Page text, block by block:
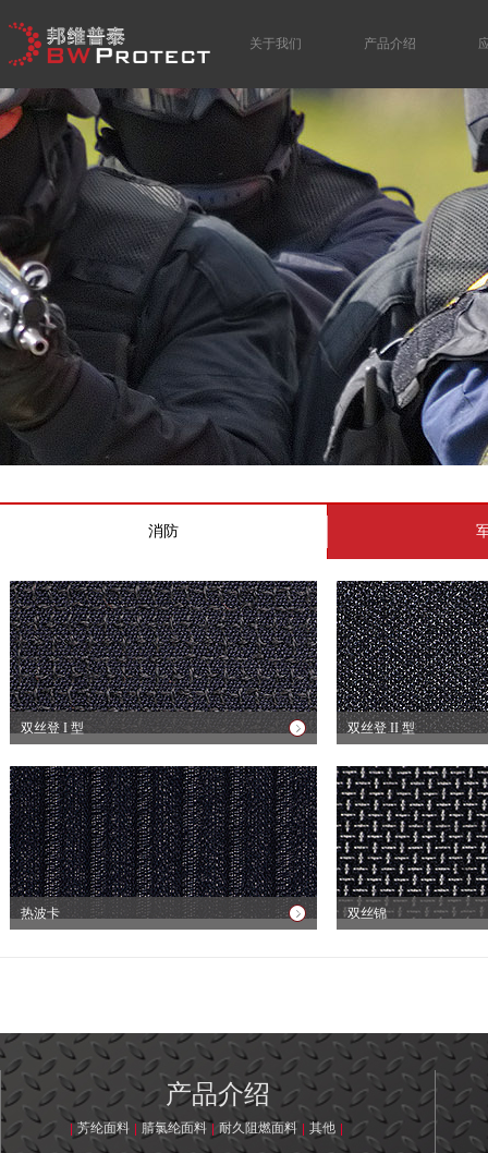
关于我们 产品介绍
消防
双丝登 I 型 双丝登 II 型
热波卡 双丝锦
产品介绍
芳纶面料 腈氯纶面料 耐久阻燃面料 其他